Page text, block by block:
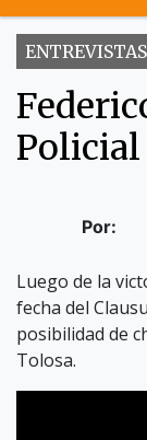
ENTREVISTAS
Policial
Por:
Luego de la
fecha del
posibilidad de
Tolosa.